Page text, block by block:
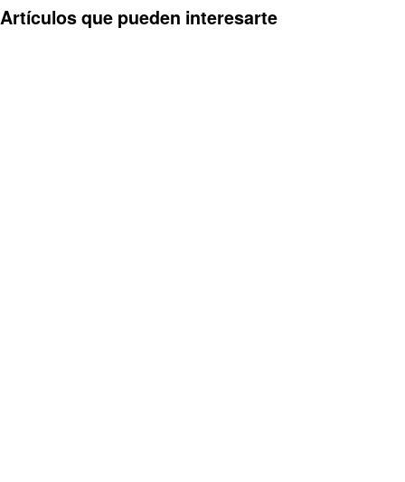
Artículos que pueden interesarte